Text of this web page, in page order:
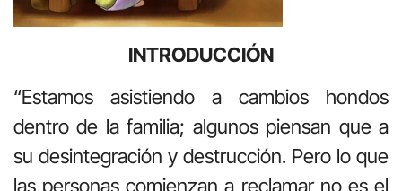
INTRODUCCIÓN
“Estamos asistiendo a cambios hondos
dentro de la familia; algunos piensan que a
su desintegración y destrucción. Pero lo que
las personas comienzan a reclamar no es el